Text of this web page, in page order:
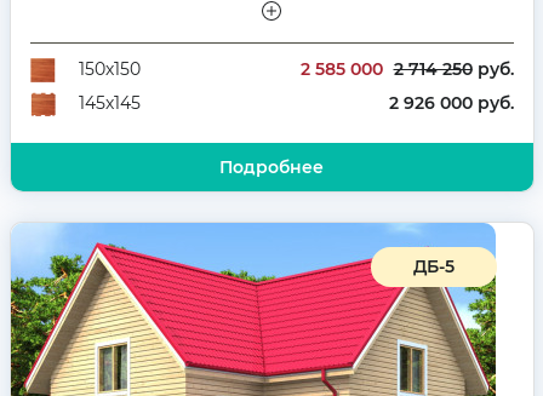
Количество комнат
5
150х150
2 585 000 2 714 250руб.
145х145
2 926 000 руб.
Подробнее
ДБ-5